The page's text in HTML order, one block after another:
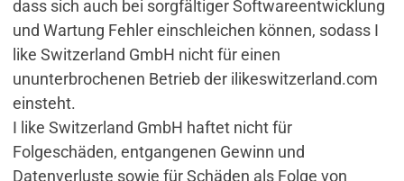
dass sich auch bei sorgfältiger Softwareentwicklung
und Wartung Fehler einschleichen können, sodass I
like Switzerland GmbH nicht für einen
ununterbrochenen Betrieb der ilikeswitzerland.com
einsteht.
I like Switzerland GmbH haftet nicht für
Folgeschäden, entgangenen Gewinn und
Datenverluste sowie für Schäden als Folge von